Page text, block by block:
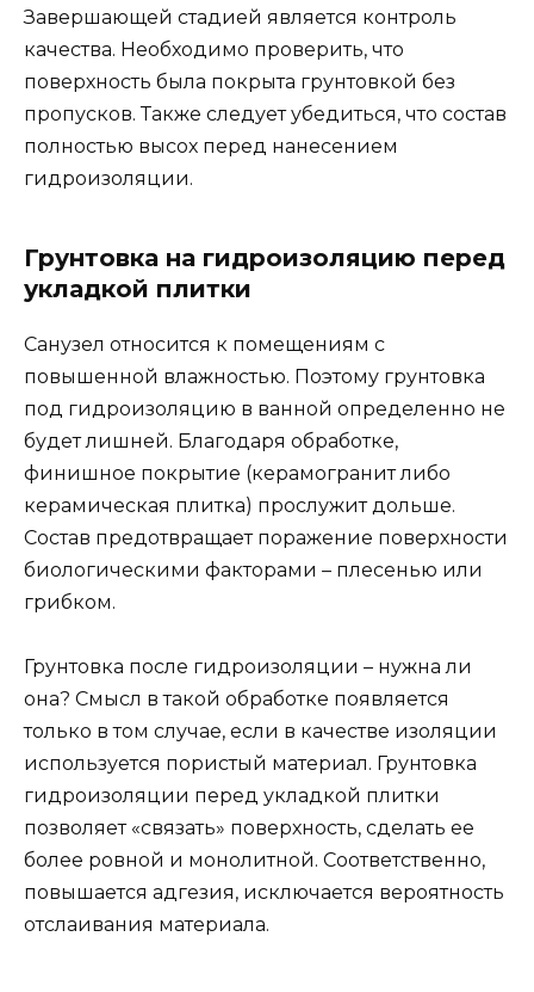
Завершающей стадией является контроль
качества. Необходимо проверить, что
поверхность была покрыта грунтовкой без
пропусков. Также следует убедиться, что состав
полностью высох перед нанесением
гидроизоляции.
Грунтовка на гидроизоляцию перед
укладкой плитки
Санузел относится к помещениям с
повышенной влажностью. Поэтому грунтовка
под гидроизоляцию в ванной определенно не
будет лишней. Благодаря обработке,
финишное покрытие (керамогранит либо
керамическая плитка) прослужит дольше.
Состав предотвращает поражение поверхности
биологическими факторами – плесенью или
грибком.
Грунтовка после гидроизоляции – нужна ли
она? Смысл в такой обработке появляется
только в том случае, если в качестве изоляции
используется пористый материал. Грунтовка
гидроизоляции перед укладкой плитки
позволяет «связать» поверхность, сделать ее
более ровной и монолитной. Соответственно,
повышается адгезия, исключается вероятность
отслаивания материала.